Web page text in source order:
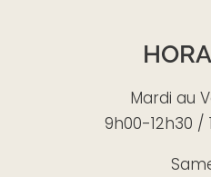
Mardi au
9h00-12h30 /